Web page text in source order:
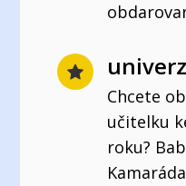
Chcete
učitelku
roku?